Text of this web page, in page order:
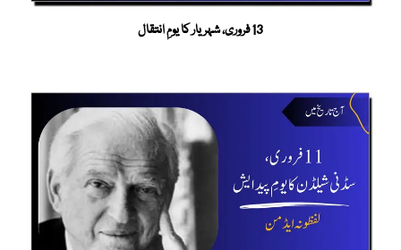
13 فروری، شہریار کا یومِ انتقال